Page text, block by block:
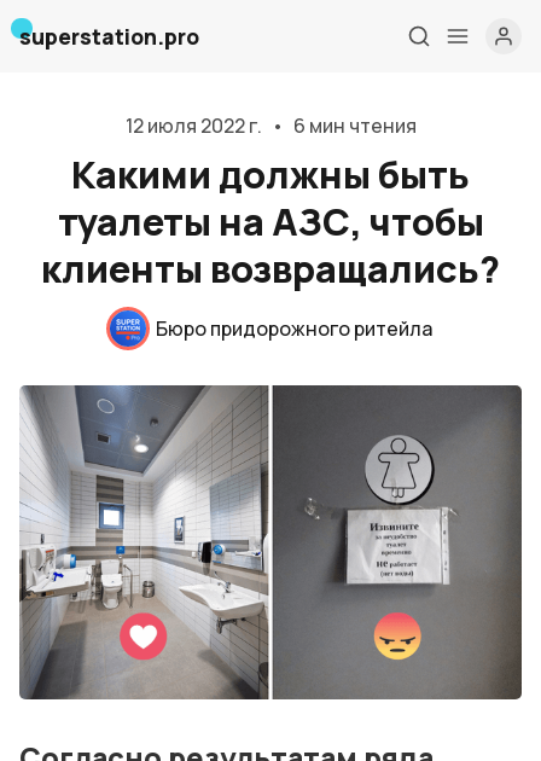
Главная
О нас
Дизайн и проектирование
Консалтинг и обучение
superstation.pro
12 июля 2022 г. • 6 мин чтения
Какими должны быть
туалеты на АЗС, чтобы
клиенты возвращались?
Бюро придорожного ритейла